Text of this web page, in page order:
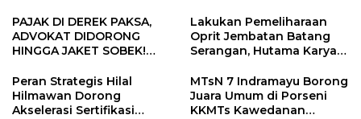
PAJAK DI DEREK PAKSA,
ADVOKAT DIDORONG
HINGGA JAKET SOBEK!
Ngamuk Kepung Polresta
Pekanbaru!
Lakukan Pemeliharaan
Oprit Jembatan Batang
Serangan, Hutama Karya
55 Tol Binjai–Langsa
Peran Strategis Hilal
Hilmawan Dorong
Akselerasi Sertifikasi
MTsN 7 Indramayu Borong
Juara Umum di Porseni
KKMTs Kawedanan